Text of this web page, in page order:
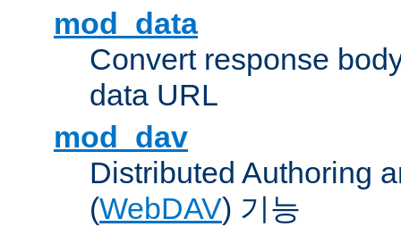
mod_data
Convert response
data URL
mod_dav
Distributed Authoring
(WebDAV) 기능